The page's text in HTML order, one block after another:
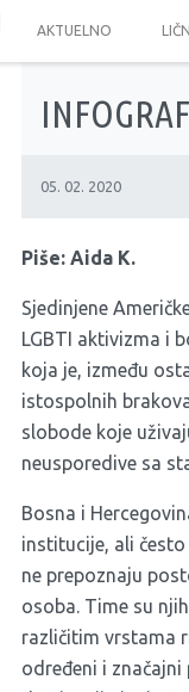
AKTUELNO
05. 02. 2020
Piše: Aida K.
Sjedinjene
LGBTI aktivizma i
koja je, između
istospolnih
slobode koje
neusporedive sa
Bosna i
institucije, ali
ne prepoznaju
osoba. Time su
različitim vrstama
određeni i